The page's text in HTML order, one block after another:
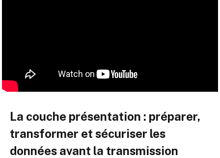
La couche présentation : préparer,
transformer et sécuriser les
données avant la transmission